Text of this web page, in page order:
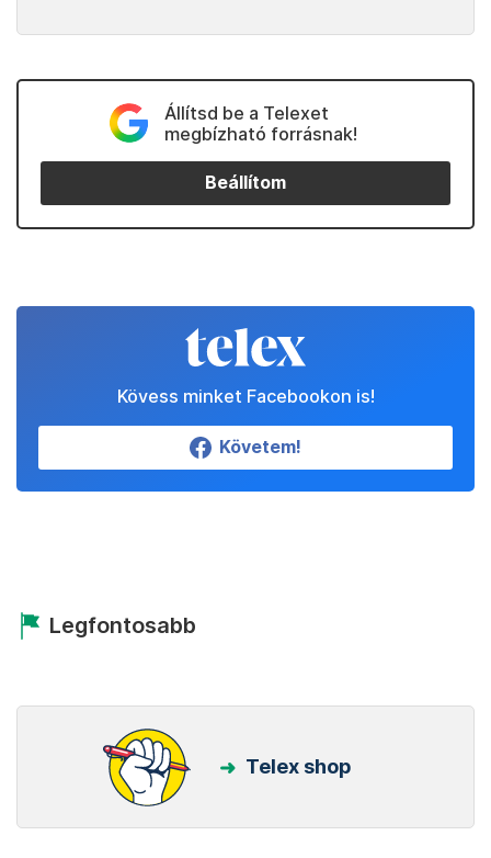
Állítsd be a Telexet
megbízható forrásnak!
Beállítom
Kövess minket Facebookon is!
Követem!
Legfontosabb
Telex shop